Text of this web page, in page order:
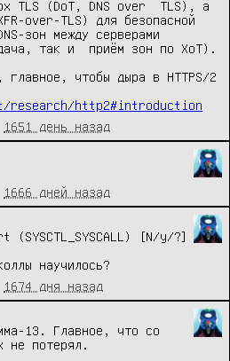
TLS (DoT, DNS over  TLS), а
over-TLS) для безопасной
зон между серверами
так и  приём зон по XoT).
главное, чтобы дыра в HTTPS/2
http2#introduction
1651 день назад
1666 дней назад
[N/y/?]
научилось?
1674 дня назад
13. Главное, что со
не потерял.